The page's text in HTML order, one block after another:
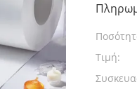
Τιμή: